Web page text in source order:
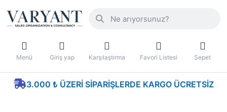
Menü Giriş yap Karşılaştırma Favori Listesi Sepet
3.000 ₺ ÜZERI SIPARIŞLERDE KARGO ÜCRETSIZ